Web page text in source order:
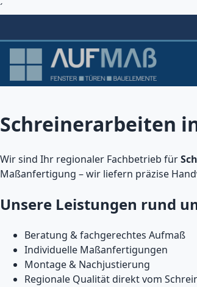
´
Schreinerarbeiten
Wir sind Ihr regionaler Fachbetrieb für
Maßanfertigung – wir liefern präzise
Unsere Leistungen rund
Beratung & fachgerechtes Aufmaß
Individuelle Maßanfertigungen
Montage & Nachjustierung
Regionale Qualität direkt vom